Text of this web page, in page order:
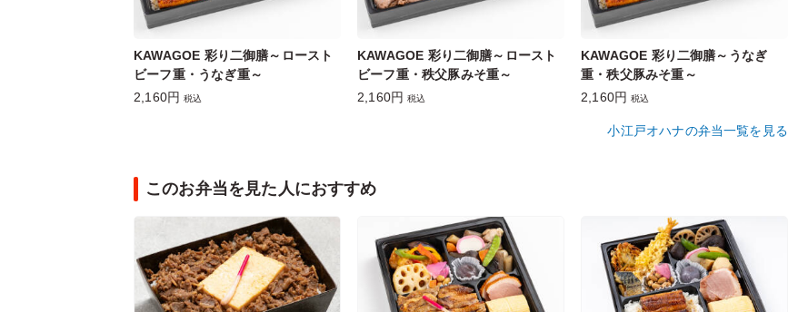
KAWAGOE 彩り二御膳～ロースト
ビーフ重・うなぎ重～
2,160円 税込
KAWAGOE 彩り二御膳～ロースト
ビーフ重・秩父豚みそ重～
2,160円 税込
KAWAGOE 彩り二御膳～うなぎ
重・秩父豚みそ重～
2,160円 税込
小江戸オハナの弁当一覧を見る
このお弁当を見た人におすすめ